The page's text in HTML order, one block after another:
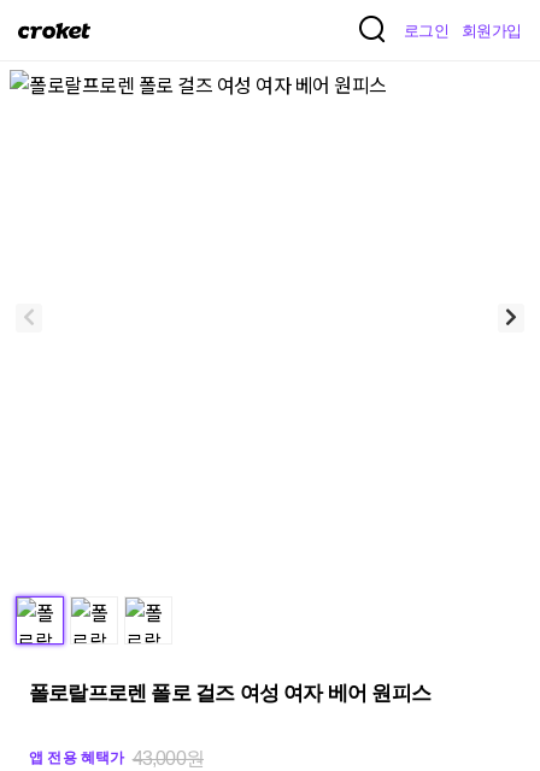
크
켓
로그인 회원가입
폴로랄프로렌 폴로 걸즈 여성 여자 베어 원피스
앱 전용 혜택가 43,000원